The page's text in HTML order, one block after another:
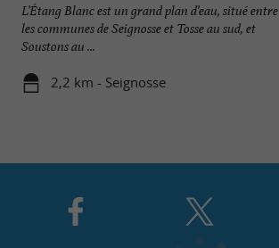
L’Étang Blanc est un grand plan d’eau, situé entre
les communes de Seignosse et Tosse au sud, et
Soustons au ...
2,2 km - Seignosse